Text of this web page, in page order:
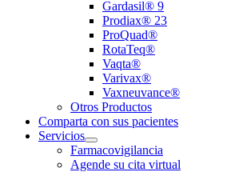
Gardasil® 9
Prodiax® 23
ProQuad®
RotaTeq®
Vaqta®
Varivax®
Vaxneuvance®
Otros Productos
Comparta con sus pacientes
Servicios
Open
submenu
Farmacovigilancia
Agende su cita virtual